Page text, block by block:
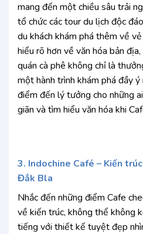
mang đến một chiều sâu trải
tổ chức các tour du lịch độc
du khách khám phá thêm về
hiểu rõ hơn về văn hóa bản
quán cà phê không chỉ là
một hành trình khám phá đầy
điểm đến lý tưởng cho những
giãn và tìm hiểu văn hóa khi
3. Indochine Café – Kiến
Đắk Bla
Nhắc đến những điểm Cafe
về kiến trúc, không thể không
tiếng với thiết kế tuyệt đẹp